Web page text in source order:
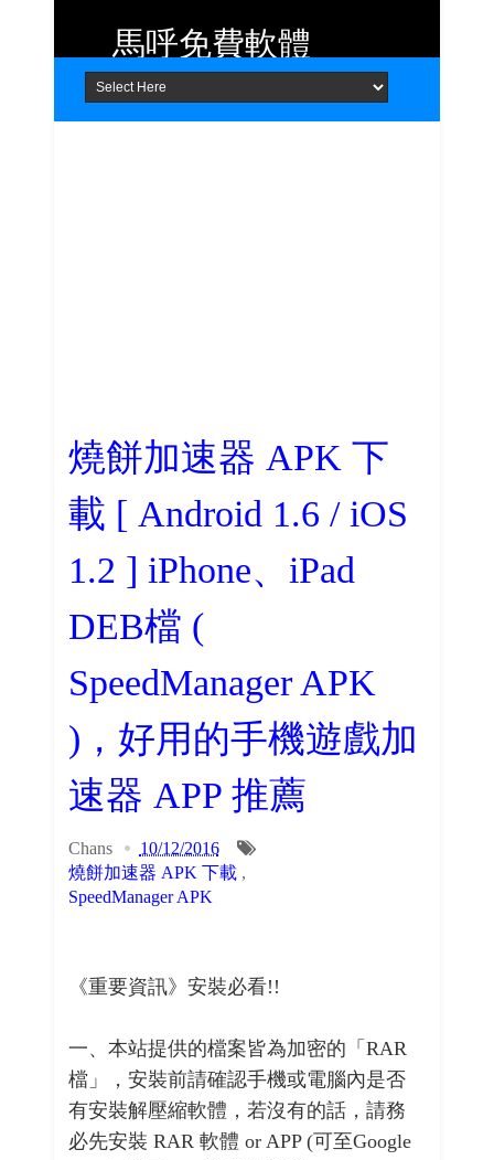
Home About Contact
馬呼免費軟體
提供 Android、iOS 好用的手機應用
程式及 Windows 免費軟體
燒餅加速器 APK 下
載 [ Android 1.6 / iOS
1.2 ] iPhone、iPad
DEB檔 (
SpeedManager APK
)，好用的手機遊戲加
速器 APP 推薦
Chans
10/12/2016
燒餅加速器 APK 下載,
SpeedManager APK
《重要資訊》安裝必看!!
一、本站提供的檔案皆為加密的「RAR
檔」，安裝前請確認手機或電腦內是否
有安裝解壓縮軟體，若沒有的話，請務
必先安裝 RAR 軟體 or APP (可至Google